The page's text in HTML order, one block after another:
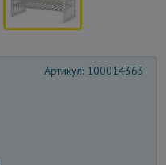
Артикул: 100014363